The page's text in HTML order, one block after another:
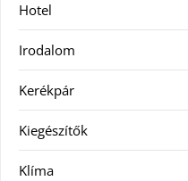
Hotel
Irodalom
Kerékpár
Kiegészítők
Klíma